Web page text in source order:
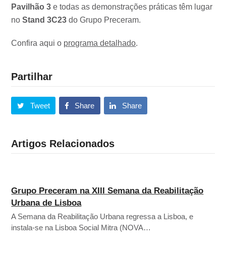
Pavilhão 3 e todas as demonstrações práticas têm lugar
noStand 3C23 do Grupo Preceram.
Confira aqui o programa detalhado.
Partilhar
Tweet Share Share
Artigos Relacionados
Grupo Preceram na XIII Semana da Reabilitação
Urbana de Lisboa
A Semana da Reabilitação Urbana regressa a Lisboa, e
instala-se na Lisboa Social Mitra (NOVA…